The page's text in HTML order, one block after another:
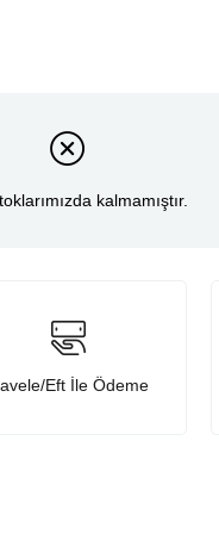
kalmamıştır.
Eft İle Ödeme